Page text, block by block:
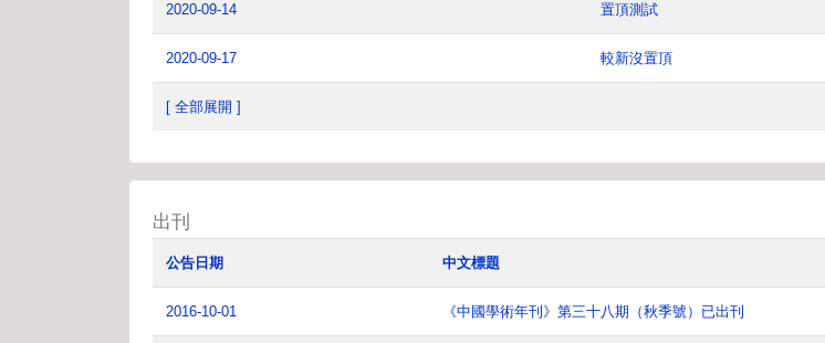
2020-09-14 置頂測試
2020-09-17 較新沒置頂
[ 全部展開 ]
出刊
公告日期 中文標題
2016-10-01 《中國學術年刊》第三十八期（秋季號）已出刊